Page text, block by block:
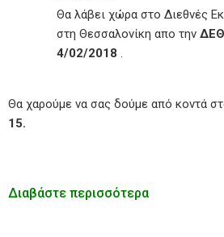
Θα λάβει χώρα στο Διεθνές
στη Θεσσαλονίκη απο την ΔΕΘ
4/02/2018 .
Θα χαρούμε να σας δούμε από κοντά
15.
Διαβάστε περισσότερα